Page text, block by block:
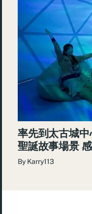
率先到太古城
聖誕故事場景
By Karry113